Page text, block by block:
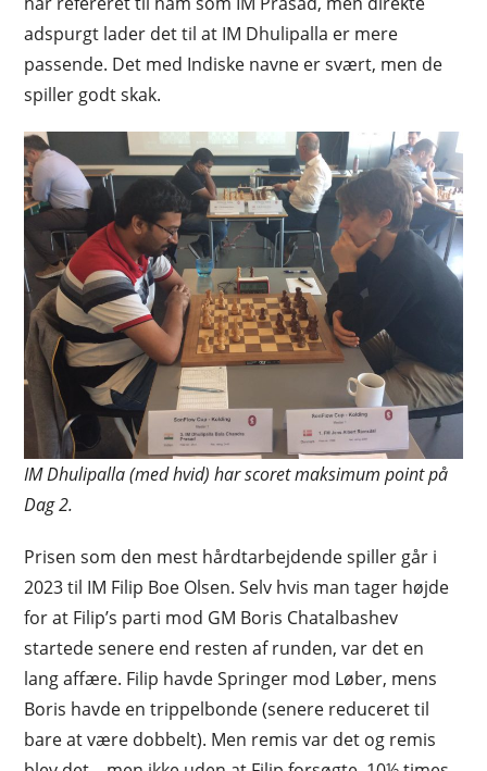
adspurgt lader det til at IM Dhulipalla er mere
passende. Det med Indiske navne er svært, men de
spiller godt skak.
IM Dhulipalla (med hvid) har scoret maksimum point på
Dag 2.
Prisen som den mest hårdtarbejdende spiller går i
2023 til IM Filip Boe Olsen. Selv hvis man tager højde
for at Filip’s parti mod GM Boris Chatalbashev
startede senere end resten af runden, var det en
lang affære. Filip havde Springer mod Løber, mens
Boris havde en trippelbonde (senere reduceret til
bare at være dobbelt). Men remis var det og remis